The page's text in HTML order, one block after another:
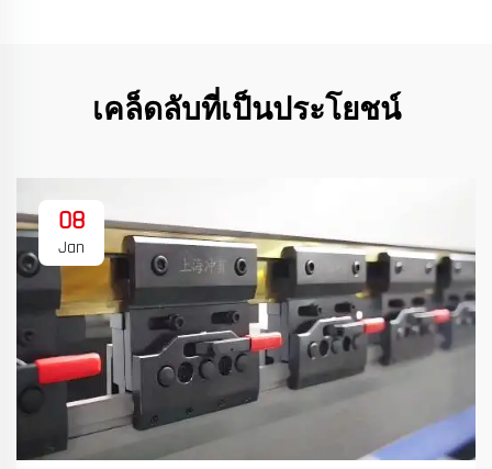
เคล็ดลับที่เป็นประโยชน์
08
Jan